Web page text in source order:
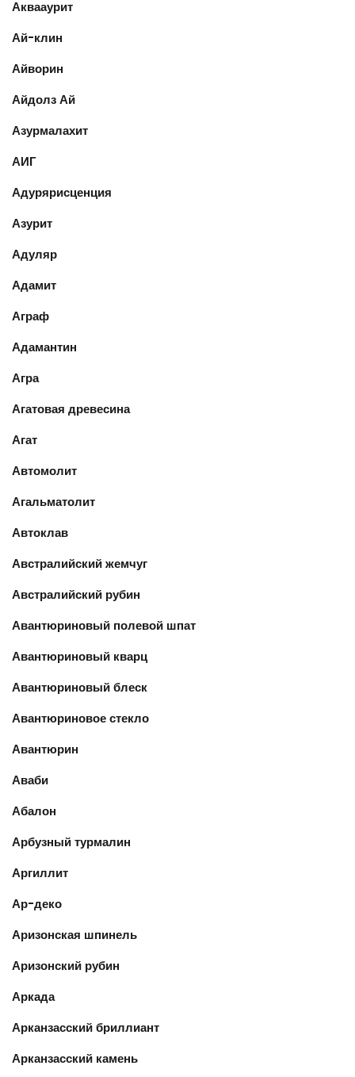
Аквааурит
Ай-клин
Айворин
Айдолз Ай
Азурмалахит
АИГ
Адурярисценция
Азурит
Адуляр
Адамит
Аграф
Адамантин
Агра
Агатовая древесина
Агат
Автомолит
Агальматолит
Автоклав
Австралийский жемчуг
Австралийский рубин
Авантюриновый полевой шпат
Авантюриновый кварц
Авантюриновый блеск
Авантюриновое стекло
Авантюрин
Аваби
Абалон
Арбузный турмалин
Аргиллит
Ар-деко
Аризонская шпинель
Аризонский рубин
Аркада
Арканзасский бриллиант
Арканзасский камень